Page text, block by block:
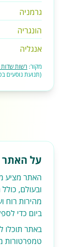
גרמניה
הונגריה
אנגליה
מקור: רשות שדות התעופה
(תנועת נוסעים
על האתר
האתר מציע
ובעולם,
מהירות רוח
ביום כדי
טמפרטורות